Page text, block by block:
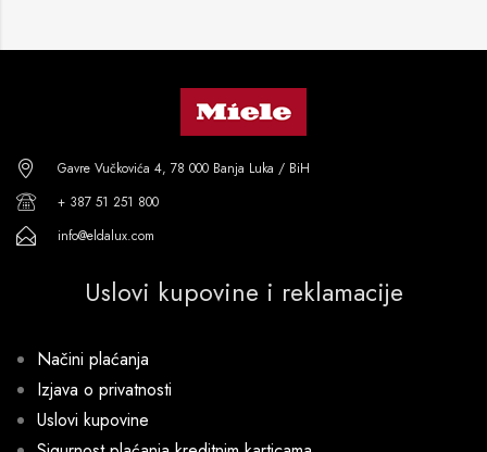
Gavre Vučkovića 4, 78 000 Banja Luka / BiH
+ 387 51 251 800
info@eldalux.com
Uslovi kupovine i reklamacije
Načini plaćanja
Izjava o privatnosti
Uslovi kupovine